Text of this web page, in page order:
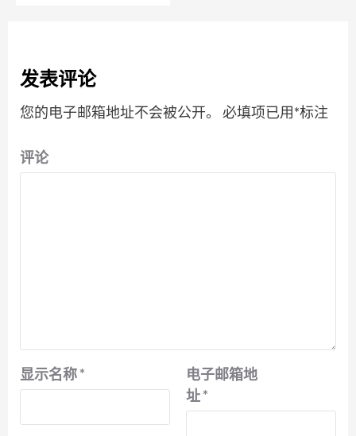
发表评论
您的电子邮箱地址不会被公开。 必填项已用*标注
评论
显示名称*
电子邮箱地
址*